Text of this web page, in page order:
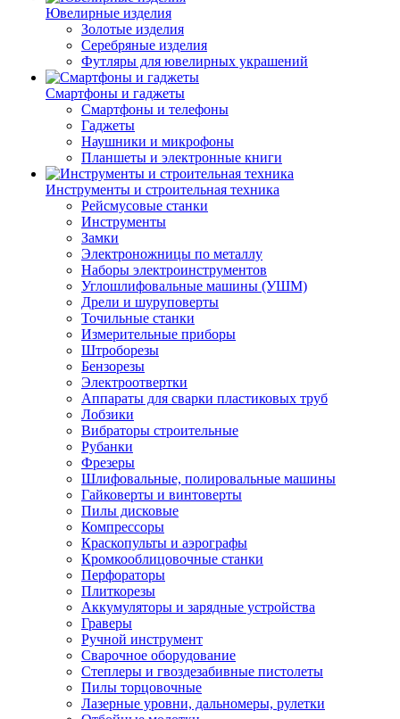
Ювелирные изделия
Золотые изделия
Серебряные изделия
Футляры для ювелирных украшений
Смартфоны и гаджеты
Смартфоны и телефоны
Гаджеты
Наушники и микрофоны
Планшеты и электронные книги
Инструменты и строительная техника
Рейсмусовые станки
Инструменты
Замки
Электроножницы по металлу
Наборы электроинструментов
Углошлифовальные машины (УШМ)
Дрели и шуруповерты
Точильные станки
Измерительные приборы
Штроборезы
Бензорезы
Электроотвертки
Аппараты для сварки пластиковых труб
Лобзики
Вибраторы строительные
Рубанки
Фрезеры
Шлифовальные, полировальные машины
Гайковерты и винтоверты
Пилы дисковые
Компрессоры
Краскопульты и аэрографы
Кромкооблицовочные станки
Перфораторы
Плиткорезы
Аккумуляторы и зарядные устройства
Граверы
Ручной инструмент
Сварочное оборудование
Степлеры и гвоздезабивные пистолеты
Пилы торцовочные
Лазерные уровни, дальномеры, рулетки